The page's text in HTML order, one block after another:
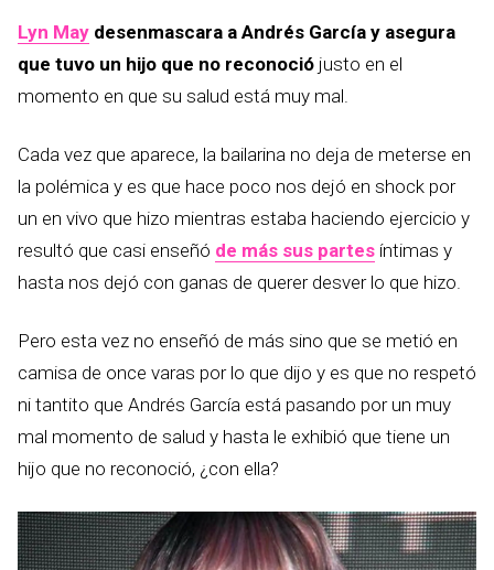
Lyn May desenmascara a Andrés García y asegura
que tuvo un hijo que no reconoció justo en el
momento en que su salud está muy mal.
Cada vez que aparece, la bailarina no deja de meterse en
la polémica y es que hace poco nos dejó en shock por
un en vivo que hizo mientras estaba haciendo ejercicio y
resultó que casi enseñó de más sus partes íntimas y
hasta nos dejó con ganas de querer desver lo que hizo.
Pero esta vez no enseñó de más sino que se metió en
camisa de once varas por lo que dijo y es que no respetó
ni tantito que Andrés García está pasando por un muy
mal momento de salud y hasta le exhibió que tiene un
hijo que no reconoció, ¿con ella?